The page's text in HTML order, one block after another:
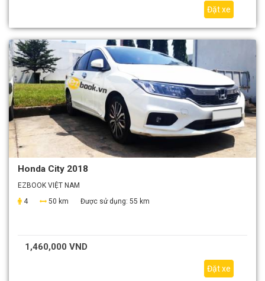
Đặt xe
Honda City 2018
EZBOOK VIỆT NAM
4
50 km Được sử dụng: 55 km
1,460,000 VND
Đặt xe